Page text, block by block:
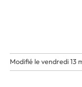
Modifié le vendredi 13